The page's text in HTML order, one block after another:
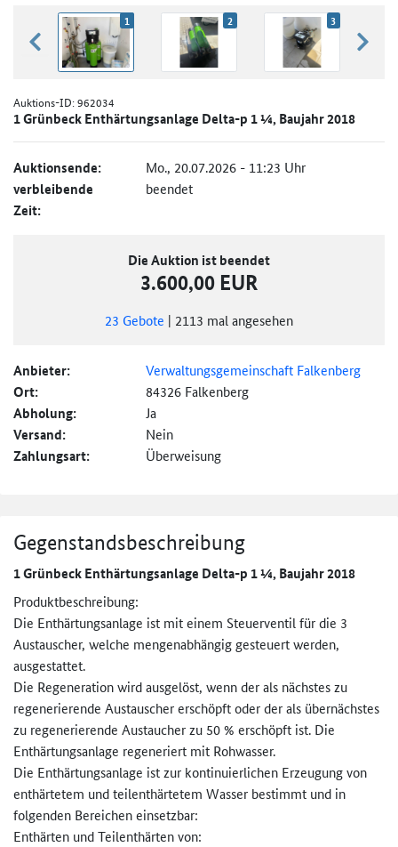
zurück blättern
1 2 3
Auktions-ID:962034
1 Grünbeck Enthärtungsanlage Delta-p 1 ¼, Baujahr 2018
Auktionsende: Mo., 20.07.2026 - 11:23 Uhr
verbleibende
Zeit:
beendet
Die Auktion ist beendet
3.600,00 EUR
23 Gebote | 2113 mal angesehen
Anbieter: Verwaltungsgemeinschaft Falkenberg
Ort: 84326 Falkenberg
Abholung: Ja
Versand: Nein
Zahlungsart: Überweisung
Gegenstandsbeschreibung
1 Grünbeck Enthärtungsanlage Delta-p 1 ¼, Baujahr 2018
Produktbeschreibung:
Die Enthärtungsanlage ist mit einem Steuerventil für die 3
Austauscher, welche mengenabhängig gesteuert werden,
ausgestattet.
Die Regeneration wird ausgelöst, wenn der als nächstes zu
regenerierende Austauscher erschöpft oder der als übernächstes
zu regenerierende Austaucher zu 50 % erschöpft ist. Die
Enthärtungsanlage regeneriert mit Rohwasser.
Die Enthärtungsanlage ist zur kontinuierlichen Erzeugung von
enthärtetem und teilenthärtetem Wasser bestimmt und in
folgenden Bereichen einsetzbar:
Enthärten und Teilenthärten von: